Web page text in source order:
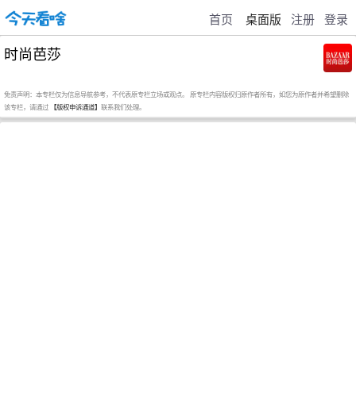
首页 桌面版 注册 登录
时尚芭莎
免责声明：本专栏仅为信息导航参考，不代表原专栏立场或观点。 原专栏内容版权归原作者所有，如您为原作者并希望删除
该专栏，请通过 【版权申诉通道】 联系我们处理。